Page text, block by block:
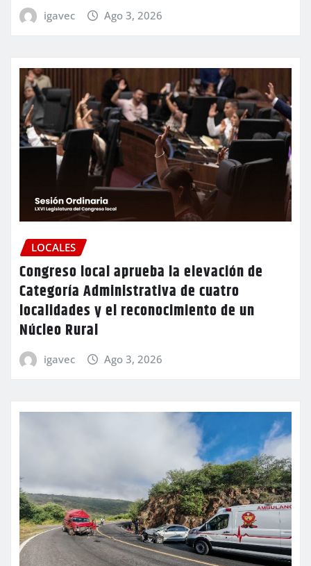
igavec Ago 3, 2026
LOCALES
Congreso local aprueba la elevación de
Categoría Administrativa de cuatro
localidades y el reconocimiento de un
Núcleo Rural
igavec Ago 3, 2026